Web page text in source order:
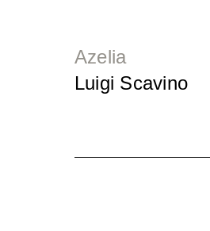
Azelia
Luigi Scavino